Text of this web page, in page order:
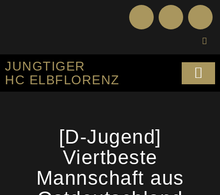
JUNGTIGER
HC ELBFLORENZ
[D-Jugend]
Viertbeste
Mannschaft aus